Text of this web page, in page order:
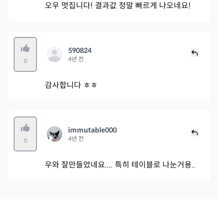
오우 멋집니다! 결과값 정말 빠르게 나오네요!
0
590824
4년 전
감사합니다 ㅎㅎ
0
immutable000
4년 전
우와 잘만들었네요.... 특히 테이블로 나눈거용..